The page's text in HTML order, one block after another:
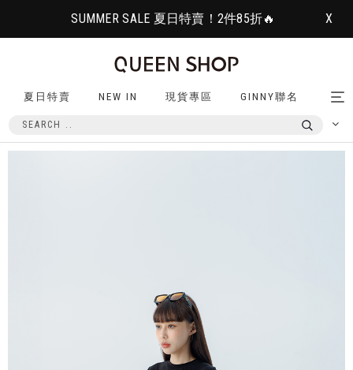
SUMMER SALE 夏日特賣！2件85折🔥 X
夏日特賣 NEW IN 現貨專區 GINNY聯名